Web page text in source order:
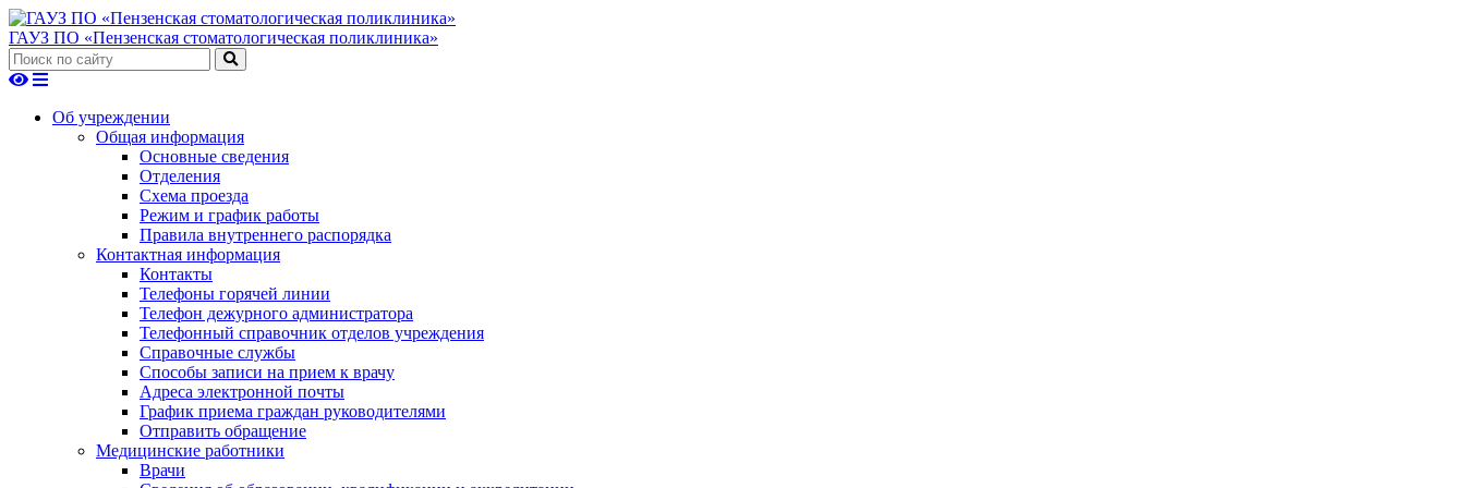
ГАУЗ ПО «Пензенская стоматологическая поликлиника»
Об учреждении
Общая информация
Основные сведения
Отделения
Схема проезда
Режим и график работы
Правила внутреннего распорядка
Контактная информация
Контакты
Телефоны горячей линии
Телефон дежурного администратора
Телефонный справочник отделов учреждения
Справочные службы
Способы записи на прием к врачу
Адреса электронной почты
График приема граждан руководителями
Отправить обращение
Медицинские работники
Врачи